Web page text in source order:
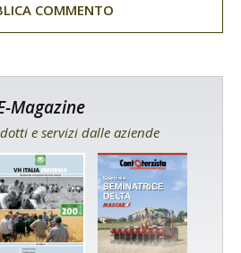
Magazine
e servizi dalle aziende